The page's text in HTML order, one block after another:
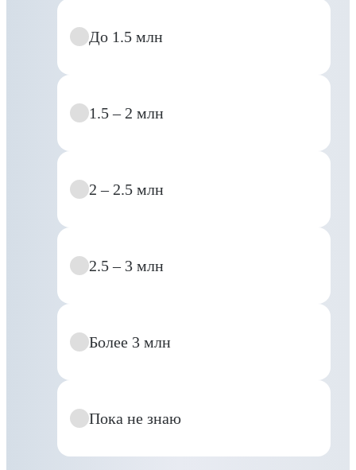
До 1.5 млн
1.5 – 2 млн
2 – 2.5 млн
2.5 – 3 млн
Более 3 млн
Пока не знаю